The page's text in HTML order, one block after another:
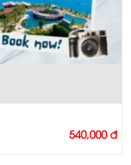
540,000đ